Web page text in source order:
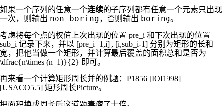
如果一个序列的任意一个连续的子序列都有任意一个元素只出现
一次，则输出 non-boring，否则输出 boring。
考虑将每个点的权值上次出现的位置 pre_i 和下次出现的位置
sub_i 记录下来，并以 [pre_i+1,i] , [i,sub_i-1] 分别为矩形的长和
宽，把他当做一个矩形，并计算最后覆盖的面积总和是否为
\dfrac{n\times (n+1)}{2} 即可。
再来看一个计算矩形周长并的例题：P1856 [IOI1998]
[USACO5.5] 矩形周长Picture。